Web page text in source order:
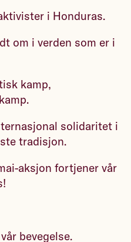
i Honduras.
om i verden som er i
kamp,
solidaritet i
tradisjon.
aksjon fortjener vår
bevegelse.